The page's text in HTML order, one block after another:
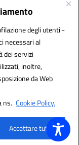
degli utenti -
necessari al
dei servizi
inoltre,
da Web
ns. Cookie Policy.
Accettare tutto
Citra
S.r.l.
Italia